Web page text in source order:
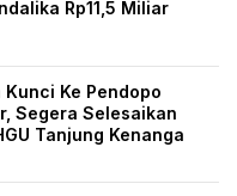
Rp11,5 Miliar
Ke Pendopo
Segera Selesaikan
Tanjung Kenanga